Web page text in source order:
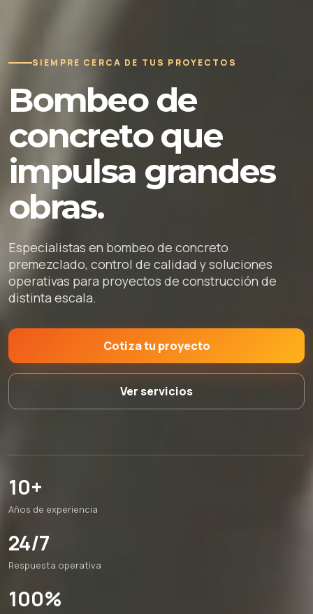
SIEMPRE CERCA DE TUS PROYECTOS
Bombeo de
concreto que
impulsa grandes
obras.
Especialistas en bombeo de concreto
premezclado, control de calidad y soluciones
operativas para proyectos de construcción de
distinta escala.
Cotiza tu proyecto
Ver servicios
10+
Años de experiencia
24/7
Respuesta operativa
100%